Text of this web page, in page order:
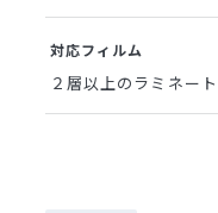
対応フィルム
２層以上のラミネー